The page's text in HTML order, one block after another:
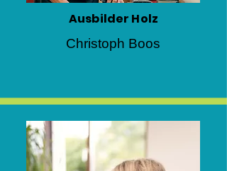
Ausbilder Holz
Christoph Boos